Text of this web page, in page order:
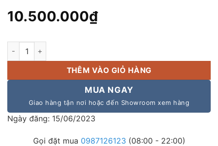
10.500.000₫
Cục đẩy công suất CA20 Nhập khẩu, công suất 5000w, giá
THÊM VÀO GIỎ HÀNG
MUA NGAY
Giao hàng tận nơi hoặc đến Showroom xem hàng
Ngày đăng: 15/06/2023
Gọi đặt mua 0987126123 (08:00 - 22:00)